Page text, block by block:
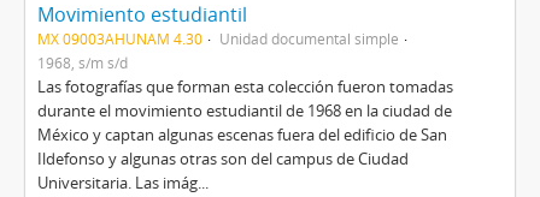
Movimiento estudiantil
MX 09003AHUNAM 4.30
Unidad documental simple
1968, s/m s/d
Las fotografías que forman esta colección fueron tomadas
durante el movimiento estudiantil de 1968 en la ciudad de
México y captan algunas escenas fuera del edificio de San
Ildefonso y algunas otras son del campus de Ciudad
Universitaria. Las imág...